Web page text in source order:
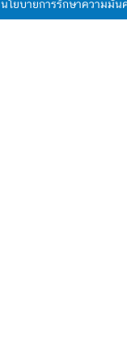
นโยบายการรักษาความมั่น